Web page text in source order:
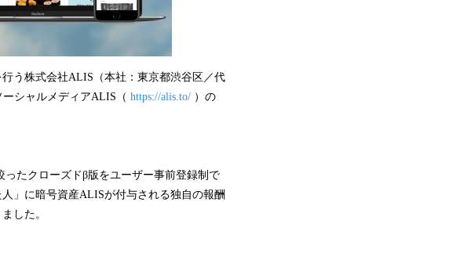
う株式会社ALIS（本社：東京都渋谷区／代
シャルメディアALIS（ https://alis.to/ ）の
たクローズドβ版をユーザー事前登録制で
」に暗号資産ALISが付与される独自の報酬
した。